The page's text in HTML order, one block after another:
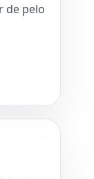
de pelo